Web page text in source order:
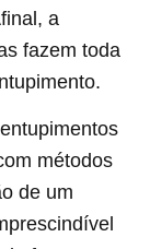
a
fazem toda
métodos
de um